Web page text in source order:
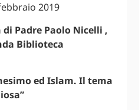
2019
di Padre Paolo Nicelli ,
Biblioteca
ed Islam. Il tema